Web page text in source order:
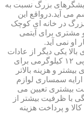
بزرگ نسبت به
می آید.درواقع این
در خانه ای کوچک
مشتری برای آیتمی
او نمی آید.
یکی دیگر از عادات
نادرست مشتریان ایرانی است.یک لباسشویی ١٢ کیلوگرمی برای
بیشتر و هزینه بالاتر
ارایه سمساری لوازم
بیشتری تعیین می
با ظرفیت بیشتر از
و پرداخت هزینه